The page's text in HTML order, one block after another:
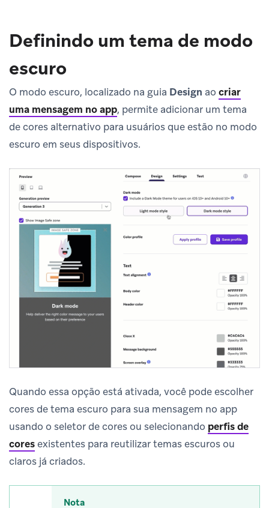
Definindo um tema de modo
escuro
O modo escuro, localizado na guia Design ao criar
uma mensagem no app, permite adicionar um tema
de cores alternativo para usuários que estão no modo
escuro em seus dispositivos.
Quando essa opção está ativada, você pode escolher
cores de tema escuro para sua mensagem no app
usando o seletor de cores ou selecionando perfis de
coresexistentes para reutilizar temas escuros ou
claros já criados.
Nota